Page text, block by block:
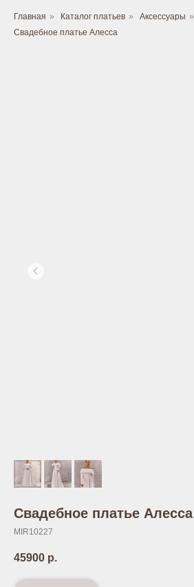
Главная » Каталог платьев » Аксессуары »
Свадебное платье Алесса
Свадебное платье Алесса
MIR10227
45900 р.